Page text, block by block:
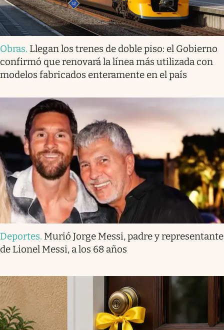
Obras. Llegan los trenes de doble piso: el Gobierno
confirmó que renovará la línea más utilizada con
modelos fabricados enteramente en el país
Deportes. Murió Jorge Messi, padre y representante
de Lionel Messi, a los 68 años